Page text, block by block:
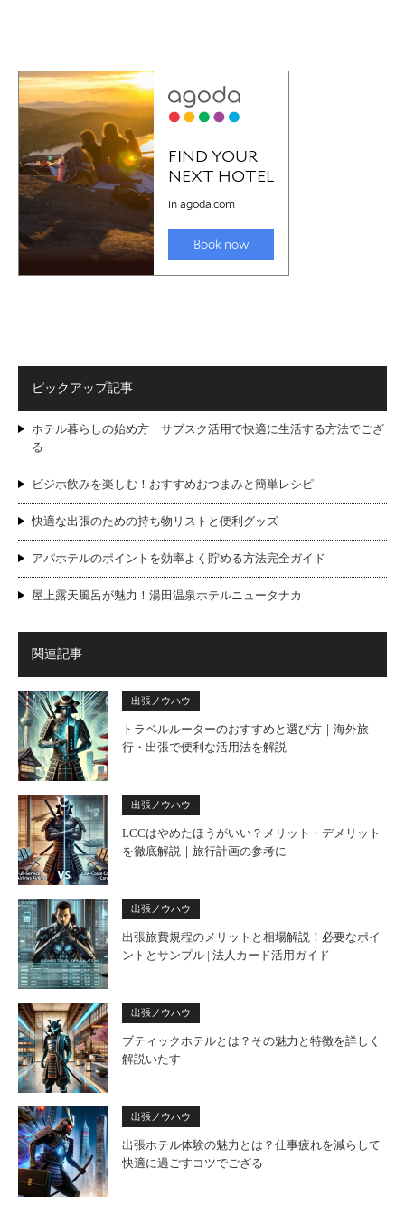
ピックアップ記事
ホテル暮らしの始め方｜サブスク活用で快適に生活する方法でござ
る
ビジホ飲みを楽しむ！おすすめおつまみと簡単レシピ
快適な出張のための持ち物リストと便利グッズ
アパホテルのポイントを効率よく貯める方法完全ガイド
屋上露天風呂が魅力！湯田温泉ホテルニュータナカ
関連記事
出張ノウハウ
トラベルルーターのおすすめと選び方｜海外旅
行・出張で便利な活用法を解説
出張ノウハウ
LCCはやめたほうがいい？メリット・デメリット
を徹底解説｜旅行計画の参考に
出張ノウハウ
出張旅費規程のメリットと相場解説！必要なポイ
ントとサンプル | 法人カード活用ガイド
出張ノウハウ
ブティックホテルとは？その魅力と特徴を詳しく
解説いたす
出張ノウハウ
出張ホテル体験の魅力とは？仕事疲れを減らして
快適に過ごすコツでござる